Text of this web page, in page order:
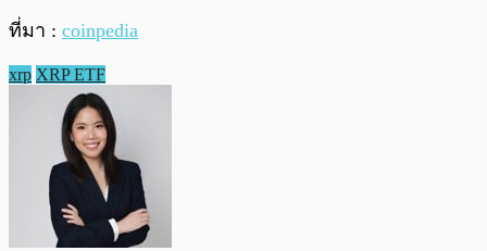
ที่มา : coinpedia
xrp XRP ETF